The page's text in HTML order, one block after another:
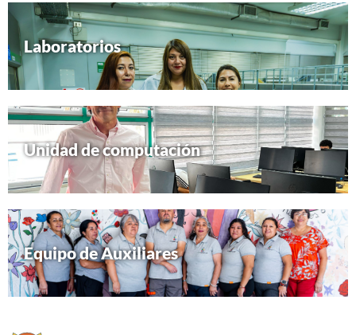
Laboratorios
Unidad de computación
Equipo de Auxiliares